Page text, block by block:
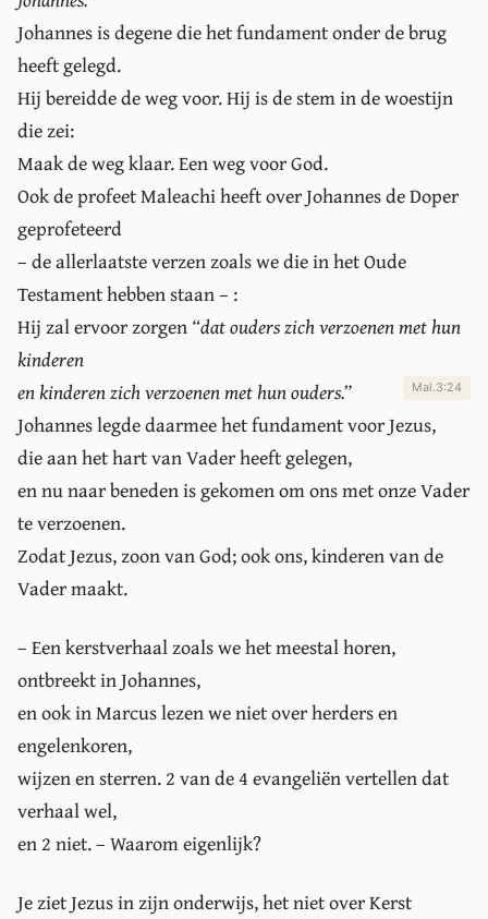
Johannes is degene die het fundament onder de brug
heeft gelegd.
Hij bereidde de weg voor. Hij is de stem in de woestijn
die zei:
Maak de weg klaar. Een weg voor God.
Ook de profeet Maleachi heeft over Johannes de Doper
geprofeteerd
– de allerlaatste verzen zoals we die in het Oude
Testament hebben staan – :
Hij zal ervoor zorgen dat ouders zich verzoenen met hun
kinderen
en kinderen zich verzoenen met hun ouders.
Mal.3:24
Johannes legde daarmee het fundament voor Jezus,
die aan het hart van Vader heeft gelegen,
en nu naar beneden is gekomen om ons met onze Vader
te verzoenen.
Zodat Jezus, zoon van God; ook ons, kinderen van de
Vader maakt.
– Een kerstverhaal zoals we het meestal horen,
ontbreekt in Johannes,
en ook in Marcus lezen we niet over herders en
engelenkoren,
wijzen en sterren. 2 van de 4 evangeliën vertellen dat
verhaal wel,
en 2 niet. – Waarom eigenlijk?
Je ziet Jezus in zijn onderwijs, het niet over Kerst